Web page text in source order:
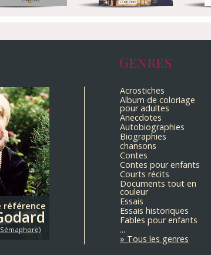
référence
Genres
Acrostiches
Album de coloriage
pour adultes
Anecdotes
Autobiographies
Biographies
chansons
Contes
Contes pour enfants
Courts récits
Documents tout en
couleur
Essais
Essais historiques
Fables pour enfants
...
Tous les genres